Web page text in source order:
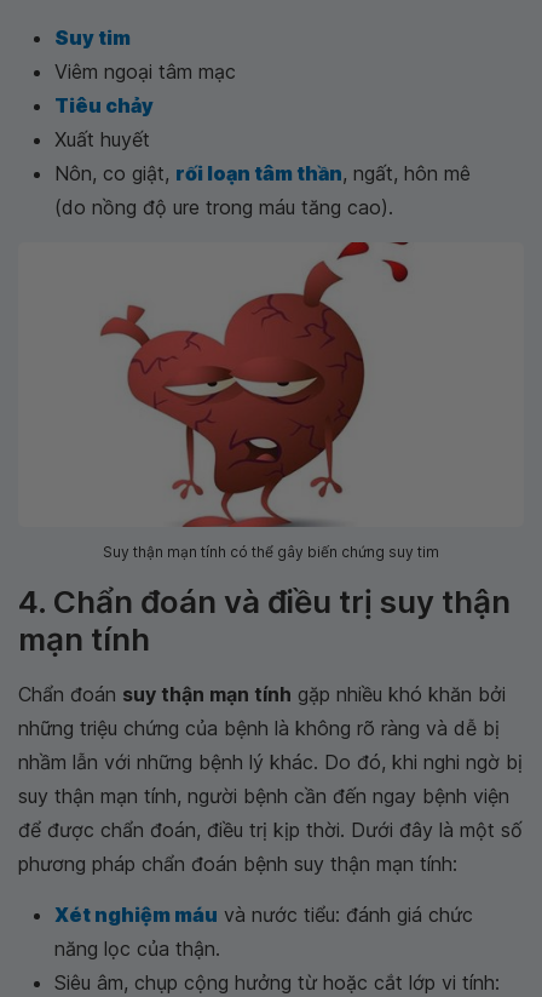
Suy tim
Viêm ngoại tâm mạc
Tiêu chảy
Xuất huyết
Nôn, co giật, rối loạn tâm thần, ngất, hôn mê
(do nồng độ ure trong máu tăng cao).
Suy thận mạn tính có thể gây biến chứng suy tim
4. Chẩn đoán và điều trị suy thận
mạn tính
Chẩn đoán suy thận mạn tính gặp nhiều khó khăn bởi
những triệu chứng của bệnh là không rõ ràng và dễ bị
nhầm lẫn với những bệnh lý khác. Do đó, khi nghi ngờ bị
suy thận mạn tính, người bệnh cần đến ngay bệnh viện
để được chẩn đoán, điều trị kịp thời. Dưới đây là một số
phương pháp chẩn đoán bệnh suy thận mạn tính:
Xét nghiệm máu và nước tiểu: đánh giá chức
năng lọc của thận.
Siêu âm, chụp cộng hưởng từ hoặc cắt lớp vi tính: